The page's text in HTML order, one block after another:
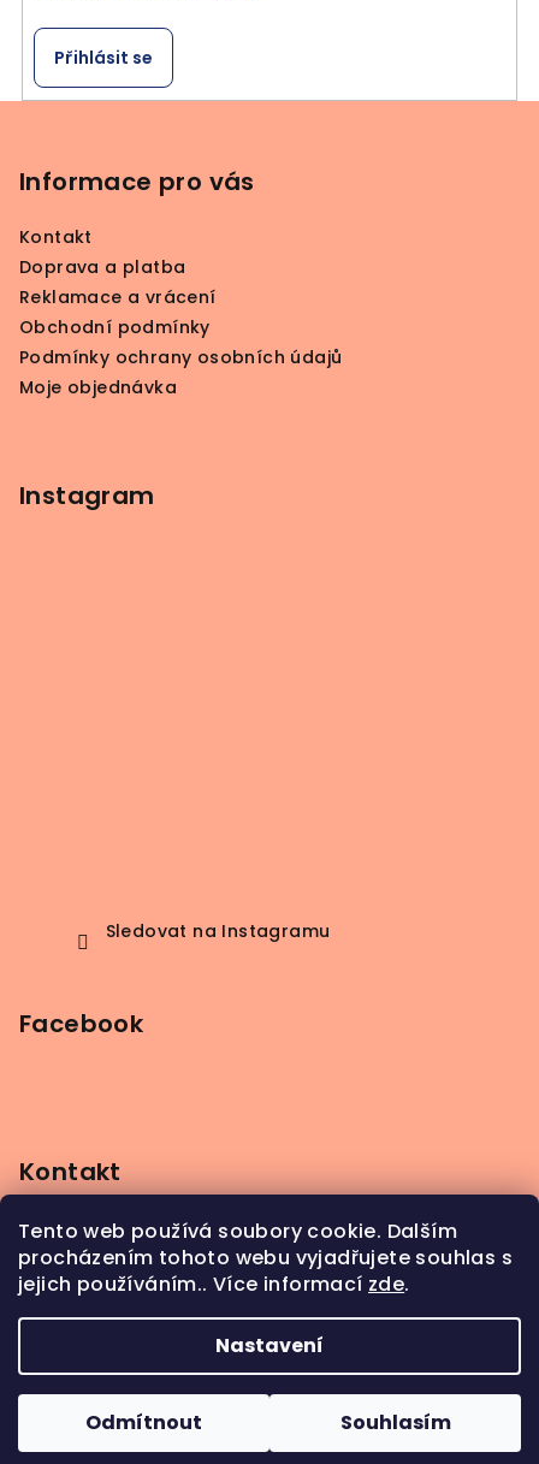
Tento web používá soubory cookie. Dalším
procházením tohoto webu vyjadřujete souhlas s
jejich používáním.. Více informací zde.
Nastavení
Odmítnout Souhlasím
Přihlásit se
Informace pro vás
Kontakt
Doprava a platba
Reklamace a vrácení
Obchodní podmínky
Podmínky ochrany osobních údajů
Moje objednávka
Instagram
Sledovat na Instagramu
Facebook
Kontakt
info@beerbutik.cz
+420 606 123 111
vyhrazena.
Vytvořil Shoptet